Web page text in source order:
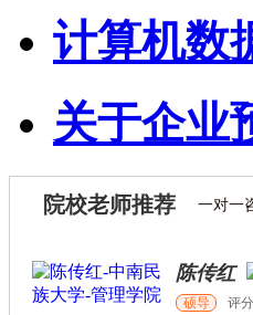
计算机数
关于企业
院校老师推荐 一对一
陈传红
硕导 评分